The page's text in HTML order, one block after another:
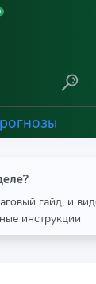
гайд, и
инструкции